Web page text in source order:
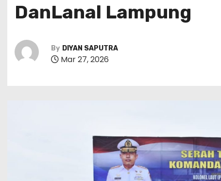
DanLanal Lampung
By DIYAN SAPUTRA
Mar 27, 2026